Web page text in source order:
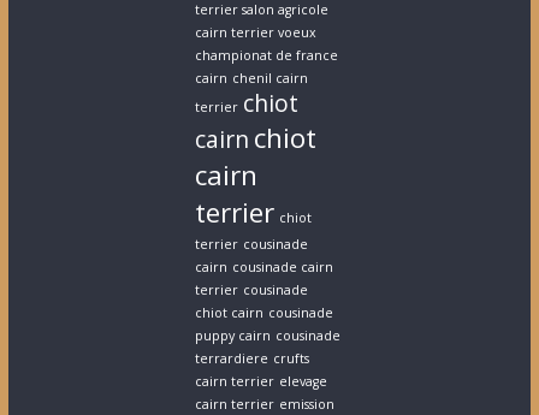
terrier salon agricole
cairn terrier voeux
championat de france
cairn chenil cairn
terrier chiot
cairn chiot
cairn
terrier chiot
terrier cousinade
cairn cousinade cairn
terrier cousinade
chiot cairn cousinade
puppy cairn cousinade
terrardiere crufts
cairn terrier elevage
cairn terrier emission